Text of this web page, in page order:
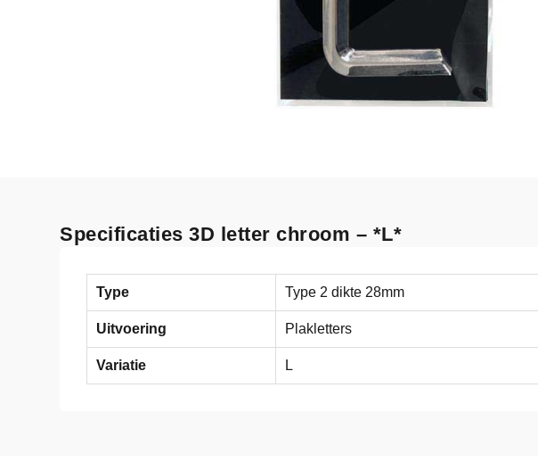
Specificaties 3D letter chroom – *L*
Type Type 2 dikte 28mm
Uitvoering Plakletters
Variatie L